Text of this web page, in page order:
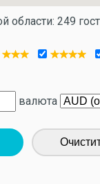
области: 249
валюта